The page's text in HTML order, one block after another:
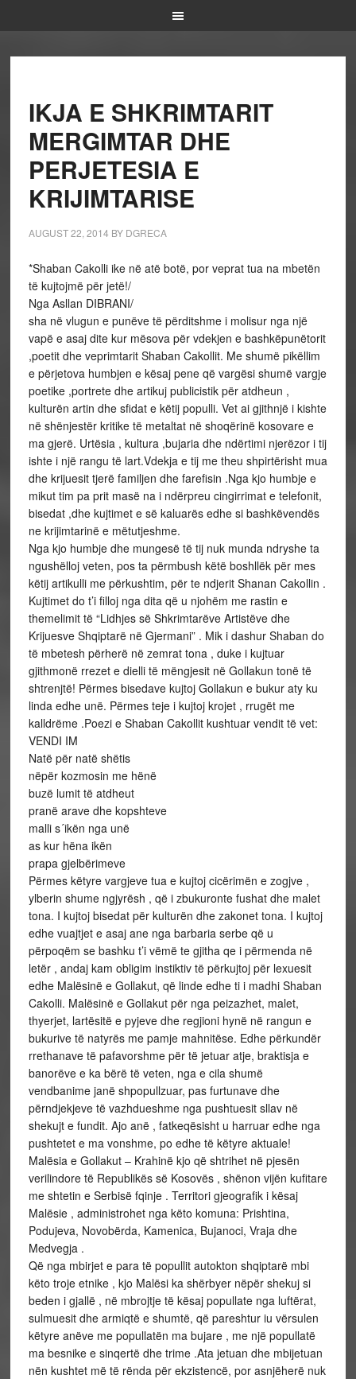
IKJA E SHKRIMTARIT
MERGIMTAR DHE
PERJETESIA E
KRIJIMTARISE
AUGUST 22, 2014 BY DGRECA
*Shaban Cakolli ike në atë botë, por veprat tua na mbetën
të kujtojmë për jetë!/
Nga Asllan DIBRANI/
sha në vlugun e punëve të përditshme i molisur nga një
vapë e asaj dite kur mësova për vdekjen e bashkëpunëtorit
,poetit dhe veprimtarit Shaban Cakollit. Me shumë pikëllim
e përjetova humbjen e kësaj pene që vargësi shumë vargje
poetike ,portrete dhe artikuj publicistik për atdheun ,
kulturën artin dhe sfidat e këtij populli. Vet ai gjithnjë i kishte
në shënjestër kritike të metaltat në shoqërinë kosovare e
ma gjerë. Urtësia , kultura ,bujaria dhe ndërtimi njerëzor i tij
ishte i një rangu të lart.Vdekja e tij me theu shpirtërisht mua
dhe krijuesit tjerë familjen dhe farefisin .Nga kjo humbje e
mikut tim pa prit masë na i ndërpreu cingirrimat e telefonit,
bisedat ,dhe kujtimet e së kaluarës edhe si bashkëvendës
ne krijimtarinë e mëtutjeshme.
Nga kjo humbje dhe mungesë të tij nuk munda ndryshe ta
ngushëlloj veten, pos ta përmbush këtë boshllëk për mes
këtij artikulli me përkushtim, për te ndjerit Shanan Cakollin .
Kujtimet do t’i filloj nga dita që u njohëm me rastin e
themelimit të “Lidhjes së Shkrimtarëve Artistëve dhe
Krijuesve Shqiptarë në Gjermani” . Mik i dashur Shaban do
të mbetesh përherë në zemrat tona , duke i kujtuar
gjithmonë rrezet e dielli të mëngjesit në Gollakun tonë të
shtrenjtë! Përmes bisedave kujtoj Gollakun e bukur aty ku
linda edhe unë. Përmes teje i kujtoj krojet , rrugët me
kalldrëme .Poezi e Shaban Cakollit kushtuar vendit të vet:
VENDI IM
Natë për natë shëtis
nëpër kozmosin me hënë
buzë lumit të atdheut
pranë arave dhe kopshteve
malli s´ikën nga unë
as kur hëna ikën
prapa gjelbërimeve
Përmes këtyre vargjeve tua e kujtoj cicërimën e zogjve ,
ylberin shume ngjyrësh , që i zbukuronte fushat dhe malet
tona. I kujtoj bisedat për kulturën dhe zakonet tona. I kujtoj
edhe vuajtjet e asaj ane nga barbaria serbe që u
përpoqëm se bashku t’i vëmë te gjitha qe i përmenda në
letër , andaj kam obligim instiktiv të përkujtoj për lexuesit
edhe Malësinë e Gollakut, që linde edhe ti i madhi Shaban
Cakolli. Malësinë e Gollakut për nga peizazhet, malet,
thyerjet, lartësitë e pyjeve dhe regjioni hynë në rangun e
bukurive të natyrës me pamje mahnitëse. Edhe përkundër
rrethanave të pafavorshme për të jetuar atje, braktisja e
banorëve e ka bërë të veten, nga e cila shumë
vendbanime janë shpopullzuar, pas furtunave dhe
përndjekjeve të vazhdueshme nga pushtuesit sllav në
shekujt e fundit. Ajo anë , fatkeqësisht u harruar edhe nga
pushtetet e ma vonshme, po edhe të këtyre aktuale!
Malësia e Gollakut – Krahinë kjo që shtrihet në pjesën
verilindore të Republikës së Kosovës , shënon vijën kufitare
me shtetin e Serbisë fqinje . Territori gjeografik i kësaj
Malësie , administrohet nga këto komuna: Prishtina,
Podujeva, Novobërda, Kamenica, Bujanoci, Vraja dhe
Medvegja .
Që nga mbirjet e para të popullit autokton shqiptarë mbi
këto troje etnike , kjo Malësi ka shërbyer nëpër shekuj si
beden i gjallë , në mbrojtje të kësaj popullate nga luftërat,
sulmuesit dhe armiqtë e shumtë, që pareshtur iu vërsulen
këtyre anëve me popullatën ma bujare , me një popullatë
ma besnike e sinqertë dhe trime .Ata jetuan dhe mbijetuan
nën kushtet më të rënda për ekzistencë, por asnjëherë nuk